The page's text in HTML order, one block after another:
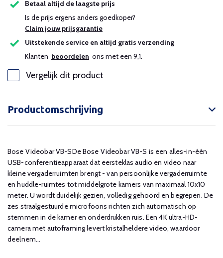
Betaal altijd de laagste prijs
Is de prijs ergens anders goedkoper?
Claim jouw prijsgarantie
Uitstekende service en altijd gratis verzending
Klanten beoordelen ons met een 9,1.
Vergelijk dit product
Productomschrijving
Bose Videobar VB-SDe Bose Videobar VB-S is een alles-in-één
USB-conferentieapparaat dat eersteklas audio en video naar
kleine vergaderruimten brengt - van persoonlijke vergaderruimte
en huddle-ruimtes tot middelgrote kamers van maximaal 10x10
meter. U wordt duidelijk gezien, volledig gehoord en begrepen. De
zes straalgestuurde microfoons richten zich automatisch op
stemmen in de kamer en onderdrukken ruis. Een 4K ultra-HD-
camera met autoframing levert kristalheldere video, waardoor
deelnem...